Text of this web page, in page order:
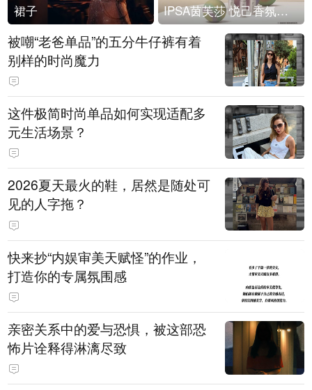
裙子 IPSA茵芙莎 悦己香氛凝露上市
被嘲“老爸单品”的五分牛仔裤有着
别样的时尚魔力
这件极简时尚单品如何实现适配多
元生活场景？
2026夏天最火的鞋，居然是随处可
见的人字拖？
快来抄“内娱审美天赋怪”的作业，
打造你的专属氛围感
亲密关系中的爱与恐惧，被这部恐
怖片诠释得淋漓尽致